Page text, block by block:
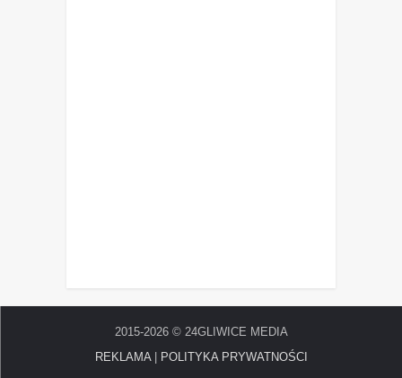
2015-2026 © 24GLIWICE MEDIA
REKLAMA| POLITYKA PRYWATNOŚCI